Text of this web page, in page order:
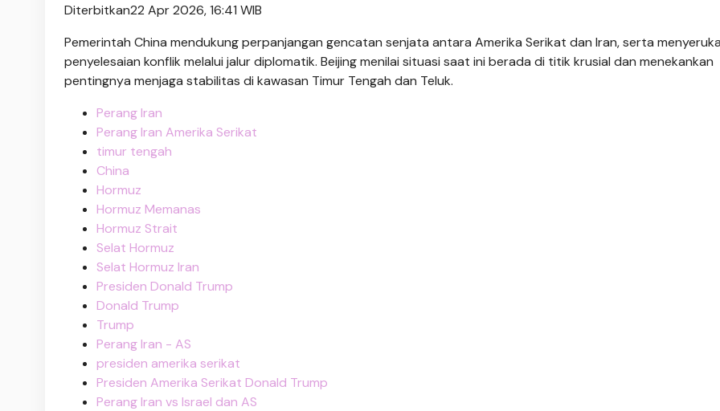
Diterbitkan22 Apr 2026, 16:41 WIB
Pemerintah China mendukung perpanjangan gencatan senjata antara Amerika Serikat dan Iran, serta
penyelesaian konflik melalui jalur diplomatik. Beijing menilai situasi saat ini berada di titik krusial dan menekankan
pentingnya menjaga stabilitas di kawasan Timur Tengah dan Teluk.
Perang Iran
Perang Iran Amerika Serikat
timur tengah
China
Hormuz
Hormuz Memanas
Hormuz Strait
Selat Hormuz
Selat Hormuz Iran
Presiden Donald Trump
Donald Trump
Trump
Perang Iran - AS
presiden amerika serikat
Presiden Amerika Serikat Donald Trump
Perang Iran vs Israel dan AS